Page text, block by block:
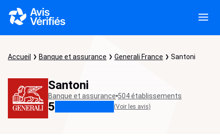
Accueil Banque et assurance Generali France Santoni
Santoni
Banque et assurance 504 établissements
5 (Voir les avis)